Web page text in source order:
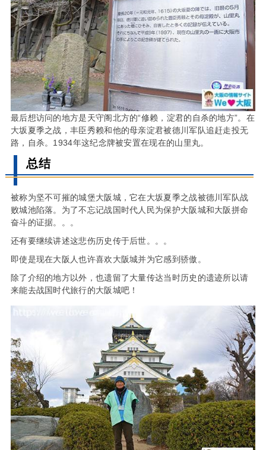
最后想访问的地方是天守阁北方的“修赖，淀君的自杀的地方”。在
大坂夏季之战，丰臣秀赖和他的母亲淀君被德川军队追赶走投无
路，自杀。1934年这纪念牌被安置在现在的山里丸。
总结
被称为坚不可摧的城堡大阪城，它在大坂夏季之战被德川军队战
败城池陷落。为了不忘记战国时代人民为保护大阪城和大阪拼命
奋斗的证据。。。
还有要继续讲述这悲伤历史传于后世。。。
即使是现在大阪人也许喜欢大阪城并为它感到骄傲。
除了介绍的地方以外，也遗留了大量传达当时历史的遗迹所以请
来能去战国时代旅行的大阪城吧！